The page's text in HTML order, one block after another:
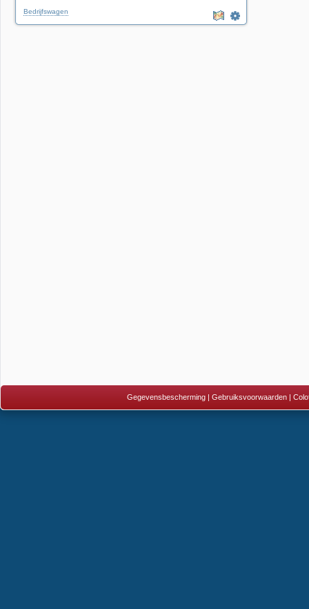
Bedrijfswagen
Gegevensbescherming| Gebruiksvoorwaarden|